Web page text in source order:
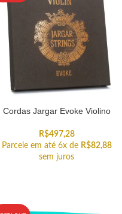
Cordas Jargar Evoke Violino
R$497,28
Parcele em até 6x de R$82,88
sem juros